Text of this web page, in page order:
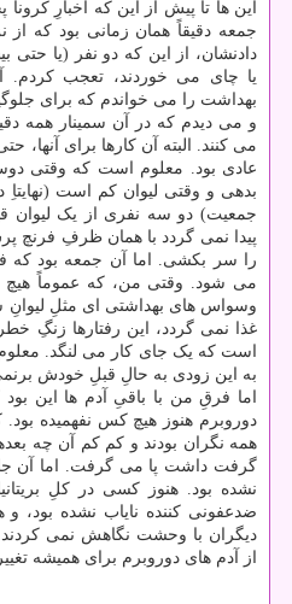
این ها تا پیش از این که اخبارِ
جمعه دقیقاً همان زمانی بود که
دادنشان، از این که دو نفر (یا حتی
یا چای می خوردند، تعجب
بهداشت را می خواندم که برای
و می دیدم که در آن سمینار همه
می کنند. البته آن کارها برای
عادی بود. معلوم است که وقتی
بدهی و وقتی لیوان کم است (نهایتاِ
جمعیت) دو سه نفری از یک لیوان
پیدا نمی گردد با همان ظرفِ فرنچ
را سر بکشی. اما آن جمعه بود که
می شود. وقتی من، که عموماً هیچ
وسواس های بهداشتی ای مثلِ
غذا نمی گردد، این رفتارها زنگِ
است که یک جای کار می لنگد.
به این زودی به حالِ قبلِ خودش
اما فرقِ من با باقیِ آدم ها این
دوروبرم هنوز هیچ کس نفهمیده
همه نگران بودند و کم کم آن چه
گرفت داشت پا می گرفت. اما آن جا
نشده بود. هنوز کسی در کلِ
ضدعفونی کننده نایاب نشده
دیگران با وحشت نگاهش نمی
از آدم های دوروبرم برای همیشه